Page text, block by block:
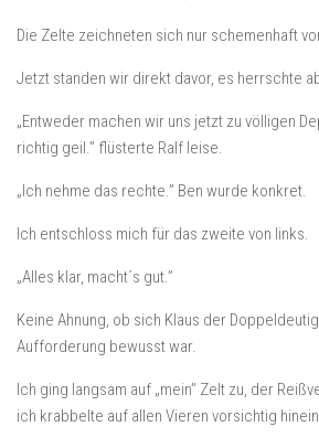
Die Zelte zeichneten sich nur schemenhaft
Jetzt standen wir direkt davor, es herrschte
„Entweder machen wir uns jetzt zu völligen
richtig geil.” flüsterte Ralf leise.
„Ich nehme das rechte.” Ben wurde konkret.
Ich entschloss mich für das zweite von links.
„Alles klar, macht´s gut.”
Keine Ahnung, ob sich Klaus der
Aufforderung bewusst war.
Ich ging langsam auf „mein” Zelt zu, der
ich krabbelte auf allen Vieren vorsichtig